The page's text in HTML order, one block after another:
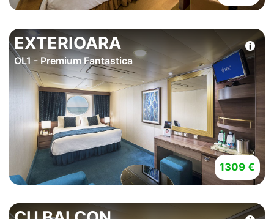
EXTERIOARA
OL1 - Premium Fantastica
1309 €